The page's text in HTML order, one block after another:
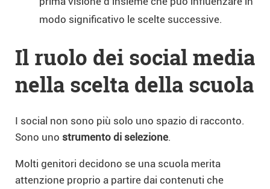
modo significativo le scelte successive.
Il ruolo dei social media
nella scelta della scuola
I social non sono più solo uno spazio di racconto.
Sono uno strumento di selezione.
Molti genitori decidono se una scuola merita
attenzione proprio a partire dai contenuti che